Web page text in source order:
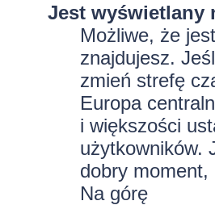
Jest wyświetlany
Możliwe, że
znajdujesz.
zmień strefę
Europa
i większości
użytkowników.
dobry
Na górę